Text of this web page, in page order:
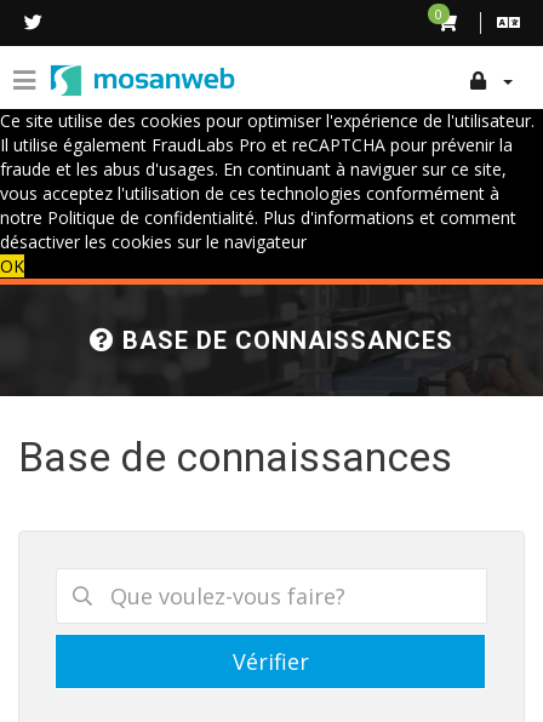
Ce site utilise des cookies pour optimiser l'expérience de l'utilisateur.
Il utilise également FraudLabs Pro et reCAPTCHA pour prévenir la
fraude et les abus d'usages. En continuant à naviguer sur ce site,
vous acceptez l'utilisation de ces technologies conformément à
notre Politique de confidentialité. Plus d'informations et comment
désactiver les cookies sur le navigateur
OK
0
BASE DE CONNAISSANCES
Base de connaissances